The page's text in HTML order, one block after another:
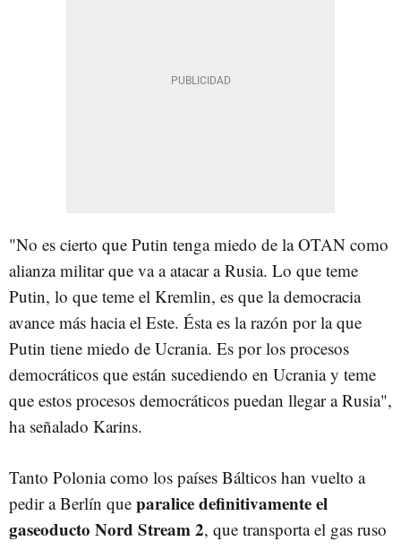
"No es cierto que Putin tenga miedo de la OTAN como
alianza militar que va a atacar a Rusia. Lo que teme
Putin, lo que teme el Kremlin, es que la democracia
avance más hacia el Este. Ésta es la razón por la que
Putin tiene miedo de Ucrania. Es por los procesos
democráticos que están sucediendo en Ucrania y teme
que estos procesos democráticos puedan llegar a Rusia",
ha señalado Karins.
Tanto Polonia como los países Bálticos han vuelto a
pedir a Berlín que paralice definitivamente el
gaseoducto Nord Stream 2, que transporta el gas ruso